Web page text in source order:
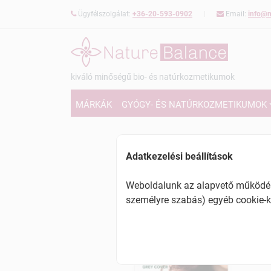
Ügyfélszolgálat: +36-20-593-0902 Email:
kiváló minőségű bio- és natúrkozmetikumok
MÁRKÁK GYÓGY- ÉS NATÚRKOZMETIKUMOK
Adatkezelési beállítások
Weboldalunk az alapvető
személyre szabás) egyéb